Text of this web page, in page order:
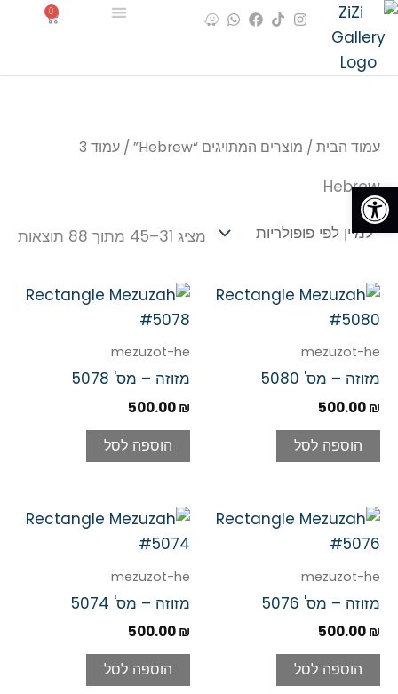
פתח סרגל נגישות
לתוכן
דילוג
לתוכן
I
n
a
T
i
o
F
a
b
W
h
s
W
a
0
עגלת
קניות
עמוד הבית / מוצרים המתויגים “Hebrew” / עמוד 3
Hebrew
מציג 31–45 מתוך 88 תוצאות
mezuzot-he
מזוזה – מס' 5080
500.00₪
הוספה לסל
mezuzot-he
מזוזה – מס' 5078
500.00₪
הוספה לסל
mezuzot-he
מזוזה – מס' 5076
500.00₪
הוספה לסל
mezuzot-he
מזוזה – מס' 5074
500.00₪
הוספה לסל